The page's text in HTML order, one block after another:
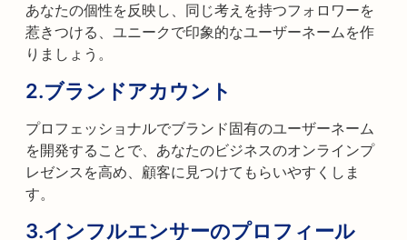
あなたの個性を反映し、同じ考えを持つフォロワーを
惹きつける、ユニークで印象的なユーザーネームを作
りましょう。
2.ブランドアカウント
プロフェッショナルでブランド固有のユーザーネーム
を開発することで、あなたのビジネスのオンラインプ
レゼンスを高め、顧客に見つけてもらいやすくしま
す。
3.インフルエンサーのプロフィール